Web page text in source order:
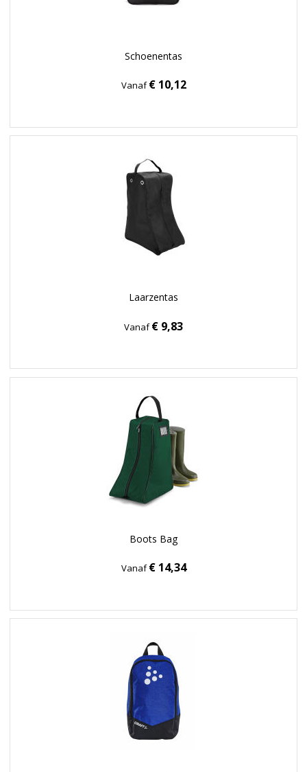
Schoenentas
Vanaf€ 10,12
Laarzentas
Vanaf€ 9,83
Boots Bag
Vanaf€ 14,34